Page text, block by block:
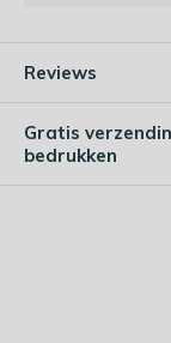
Reviews
Gratis
bedrukken